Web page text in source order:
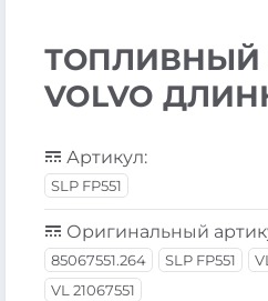
ТОПЛИВНЫЙ
VOLVO
Артикул:
SLP FP551
Оригинальный
85067551.264 SLP FP551
VL 21067551